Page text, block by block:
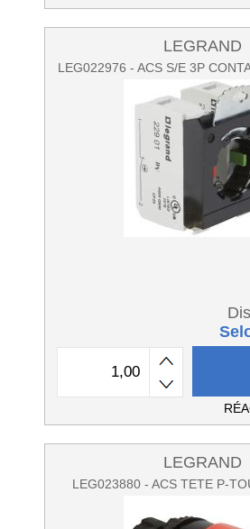
LEGRAND
LEG022976 - ACS S/E 3P
LEGRAND
LEG023880 - ACS TETE P-